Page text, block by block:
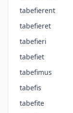
tabefierent
tabefieret
tabefieri
tabefiet
tabefimus
tabefis
tabefite